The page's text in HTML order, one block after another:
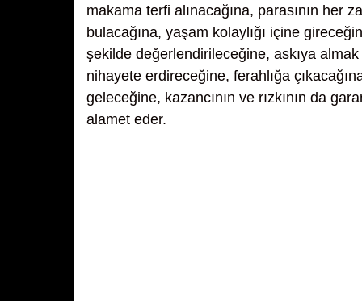
makama terfi alınacağına, parasının her
bulacağına, yaşam kolaylığı içine
şekilde değerlendirileceğine, askıya almak
nihayete erdireceğine, ferahlığa
geleceğine, kazancının ve rızkının da
alamet eder.